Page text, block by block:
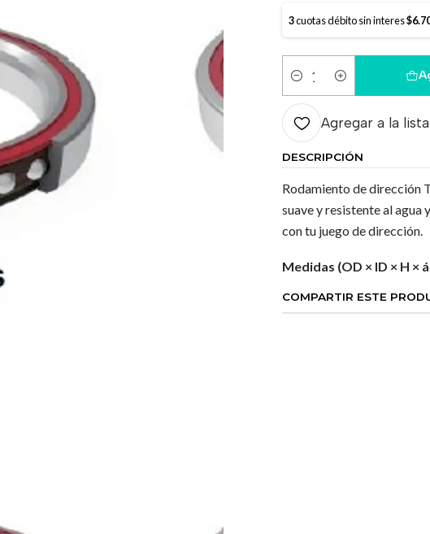
3cuotas débito sin interes
Cantidad
Agregar a la
DESCRIPCIÓN
Rodamiento de dirección
suave y resistente al
con tu juego de dirección.
Medidas (OD × ID × H ×
COMPARTIR ESTE